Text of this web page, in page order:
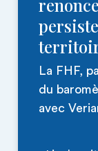
La FHF,
du
avec